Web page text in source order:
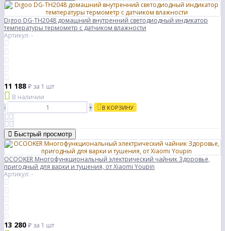
Digoo DG-TH2048 домашний внутренний светодиодный индикатор
температуры термометр с датчиком влажности
Артикул: -
11 188 ₽ за 1 шт
В наличии
-
+ В КОРЗИНУ
Быстрый просмотр
OCOOKER Многофункциональный электрический чайник Здоровье,
пригодный для варки и тушения, от Xiaomi Youpin
Артикул: -
13 280 ₽ за 1 шт